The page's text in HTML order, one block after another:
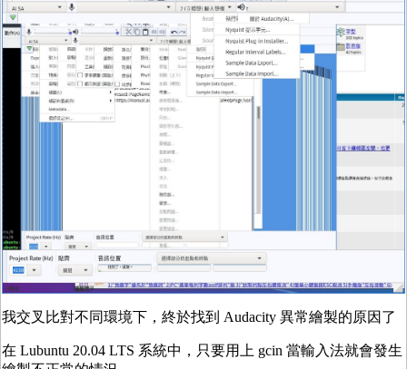
我交叉比對不同環境下，終於找到 Audacity 異常繪製的原因了
在 Lubuntu 20.04 LTS 系統中，只要用上 gcin 當輸入法就會發生